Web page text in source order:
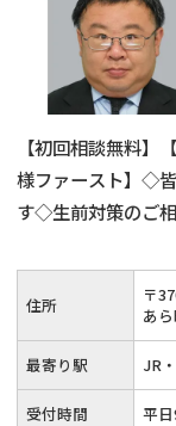
相続トラブル
【初回相談無料】
様ファースト】◇
す◇生前対策のご
住所 〒
あ
最寄り駅 JR
受付時間 平